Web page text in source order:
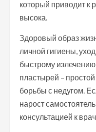
который приводит к
высока.
Здоровый образ
личной гигиены,
быстрому
пластырей –
борьбы с недугом.
нарост
консультацией к